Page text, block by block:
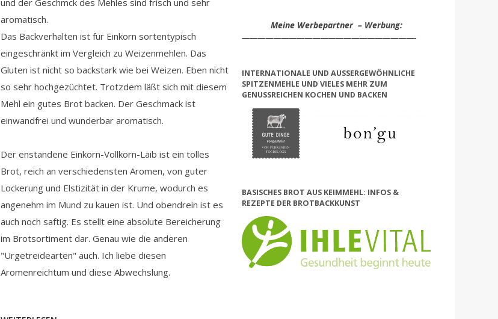
und der Geschmck des Mehles sind frisch und sehr
aromatisch.
Das Backverhalten ist für Einkorn sortentypisch
eingeschränkt im Vergleich zu Weizenmehlen. Das
Gluten ist nicht so backstark wie bei Weizen. Eben nicht
so sehr hochgezüchtet. Trotzdem läßt sich mit diesem
Mehl ein gutes Brot backen. Der Geschmack ist
einwandfrei und wunderbar aromatisch.
Der enstandene Einkorn-Vollkorn-Laib ist ein tolles
Brot, reich an verschiedensten Aromen, von guter
Lockerung und Elstizität in der Krume, wodurch es
angenehm im Mund zu kauen ist. Und obendrein ist es
auch noch saftig. Es stellt eine absolute Bereicherung
im Brotsortiment dar. Genau wie die anderen
"Urgetreidearten" auch. Ich liebe diesen
Aromenreichtum und diese Abwechslung.
Meine Werbepartner – Werbung:
——————————————————————-
INTERNATIONALE UND AUSSERGEWÖHNLICHE S
PITZENMEHLE UND VIELES MEHR ZUM G
ENUSSREICHEN KOCHEN UND BACKEN
BASISCHES BROT AUS KEIMMEHL: INFOS &
REZEPTE DER BROTBACKKUNST